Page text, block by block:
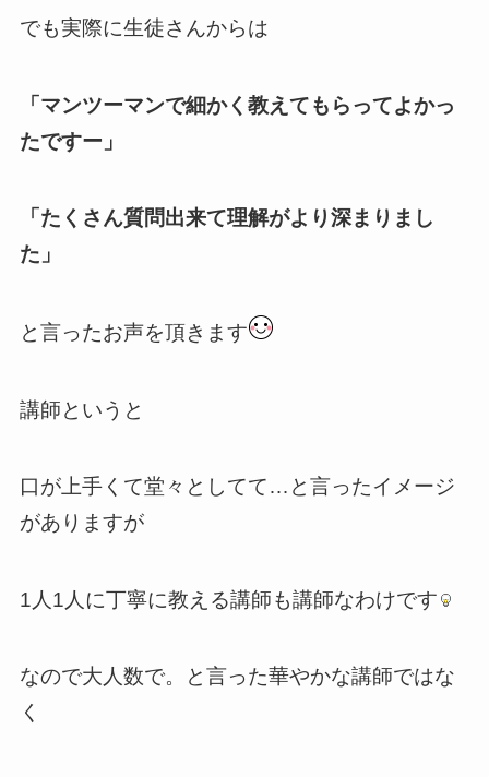
でも実際に生徒さんからは
「マンツーマンで細かく教えてもらってよかっ
たですー」
「たくさん質問出来て理解がより深まりまし
た」
と言ったお声を頂きます
講師というと
口が上手くて堂々としてて…と言ったイメージ
がありますが
1人1人に丁寧に教える講師も講師なわけです
なので大人数で。と言った華やかな講師ではな
く